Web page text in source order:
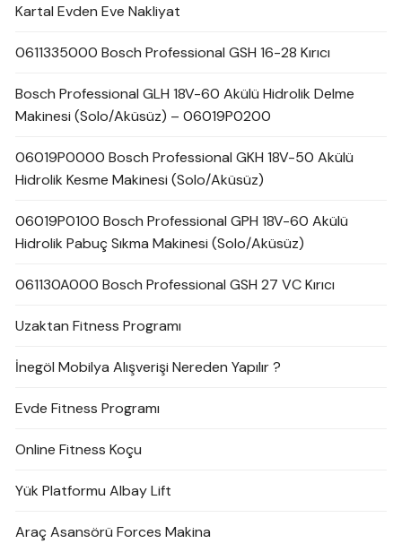
Kartal Evden Eve Nakliyat
0611335000 Bosch Professional GSH 16-28 Kırıcı
Bosch Professional GLH 18V-60 Akülü Hidrolik Delme
Makinesi (Solo/Aküsüz) – 06019P0200
06019P0000 Bosch Professional GKH 18V-50 Akülü
Hidrolik Kesme Makinesi (Solo/Aküsüz)
06019P0100 Bosch Professional GPH 18V-60 Akülü
Hidrolik Pabuç Sıkma Makinesi (Solo/Aküsüz)
061130A000 Bosch Professional GSH 27 VC Kırıcı
Uzaktan Fitness Programı
İnegöl Mobilya Alışverişi Nereden Yapılır ?
Evde Fitness Programı
Online Fitness Koçu
Yük Platformu Albay Lift
Araç Asansörü Forces Makina